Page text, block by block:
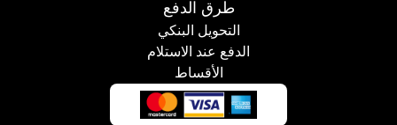
طرق الدفع
التحويل البنكي
الدفع عند الاستلام
الأقساط